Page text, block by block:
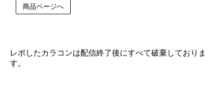
商品ページへ
レポしたカラコンは配信終了後にすべて破棄しておりま
す。